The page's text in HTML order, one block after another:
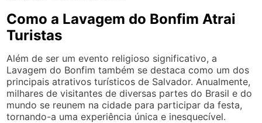
Como a Lavagem do Bonfim Atrai
Turistas
Além de ser um evento religioso significativo, a
Lavagem do Bonfim também se destaca como um dos
principais atrativos turísticos de Salvador. Anualmente,
milhares de visitantes de diversas partes do Brasil e do
mundo se reunem na cidade para participar da festa,
tornando-a uma experiência única e inesquecível.